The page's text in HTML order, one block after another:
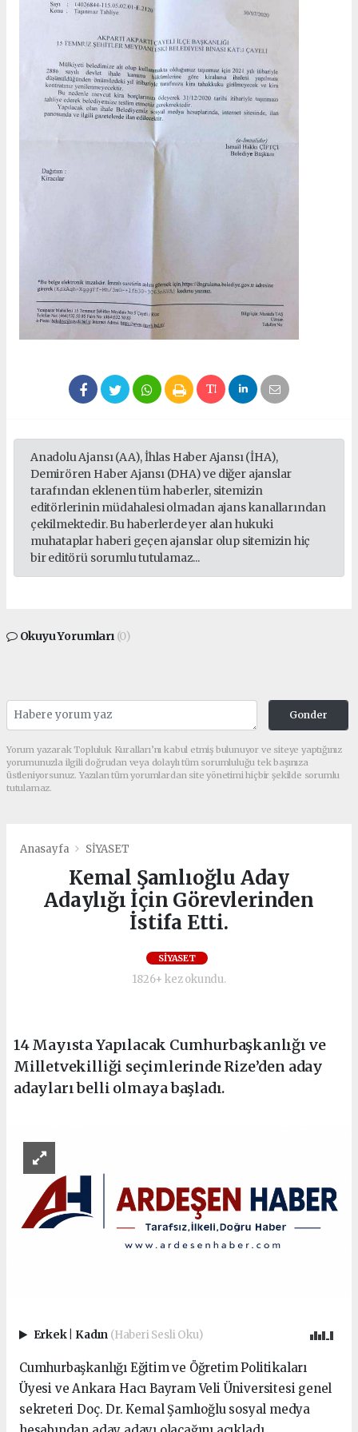
Anadolu Ajansı (AA), İhlas Haber Ajansı (İHA),
Demirören Haber Ajansı (DHA) ve diğer ajanslar
tarafından eklenen tüm haberler, sitemizin
editörlerinin müdahalesi olmadan ajans kanallarından
çekilmektedir. Bu haberlerde yer alan hukuki
muhataplar haberi geçen ajanslar olup sitemizin hiç
bir editörü sorumlu tutulamaz...
Okuyu Yorumları (0)
Gonder
Yorum yazarak Topluluk Kuralları’nı kabul etmiş bulunuyor ve siteye yaptığınız
yorumunuzla ilgili doğrudan veya dolaylı tüm sorumluluğu tek başınıza
üstleniyorsunuz. Yazılan tüm yorumlardan site yönetimi hiçbir şekilde sorumlu
tutulamaz.
Anasayfa SİYASET
Kemal Şamlıoğlu Aday
Adaylığı İçin Görevlerinden
İstifa Etti.
SİYASET
1826+ kez okundu.
14 Mayısta Yapılacak Cumhurbaşkanlığı ve
Milletvekilliği seçimlerinde Rize’den aday
adayları belli olmaya başladı.
Erkek Kadın (Haberi Sesli Oku)
Cumhurbaşkanlığı Eğitim ve Öğretim Politikaları
Üyesi ve Ankara Hacı Bayram Veli Üniversitesi genel
sekreteri Doç. Dr. Kemal Şamlıoğlu sosyal medya